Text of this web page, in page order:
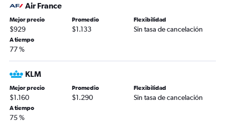
Air France
Mejor precio
$929
Promedio
$1.133
Flexibilidad
Sin tasa de cancelación
A tiempo
77 %
KLM
Mejor precio
$1.160
Promedio
$1.290
Flexibilidad
Sin tasa de cancelación
A tiempo
75 %